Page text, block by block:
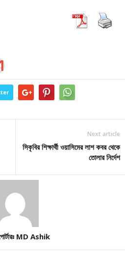
Next article
সিকৃবির শিক্ষার্থী ওয়াসিমের লাশ কবর থেকে
তোলার নির্দেশ
MD Ashik